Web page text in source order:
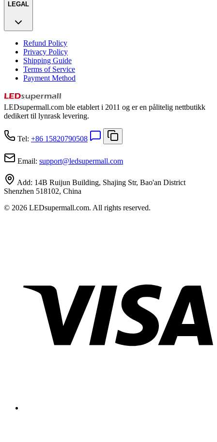
LEGAL
Refund Policy
Privacy Policy
Shipping Guide
Terms of Service
Payment Method
LEDsupermall.com ble etablert i 2011 og er en pålitelig nettbutikk
dedikert til lynrask levering.
Tel: +86 15820790508
Email: support@ledsupermall.com
Add: 14B Ruijun Building, Shajing Str, Bao'an District
Shenzhen 518102, China
© 2026 LEDsupermall.com. All rights reserved.